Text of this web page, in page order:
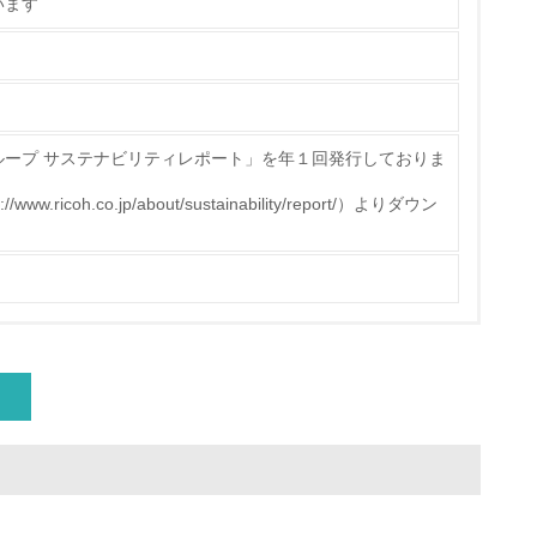
減の取り組みを行っている
減目標や計画を立てている
っている
プ サステナビリティレポート」を年１回発行しておりま
www.ricoh.co.jp/about/sustainability/report/）よりダウン